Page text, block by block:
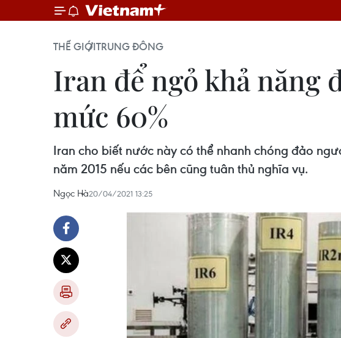
THẾ GIỚITRUNG ĐÔNG
Iran để ngỏ khả năng
mức 60%
Iran cho biết nước này có thể nhanh chóng đảo
năm 2015 nếu các bên cũng tuân thủ nghĩa vụ.
Ngọc Hà20/04/2021 13:25